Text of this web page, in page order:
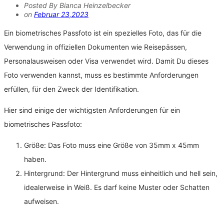
Posted By Bianca Heinzelbecker
on Februar 23,2023
Ein biometrisches Passfoto ist ein spezielles Foto, das für die
Verwendung in offiziellen Dokumenten wie Reisepässen,
Personalausweisen oder Visa verwendet wird. Damit Du dieses
Foto verwenden kannst, muss es bestimmte Anforderungen
erfüllen, für den Zweck der Identifikation.
Hier sind einige der wichtigsten Anforderungen für ein
biometrisches Passfoto:
Größe: Das Foto muss eine Größe von 35mm x 45mm
haben.
Hintergrund: Der Hintergrund muss einheitlich und hell sein,
idealerweise in Weiß. Es darf keine Muster oder Schatten
aufweisen.